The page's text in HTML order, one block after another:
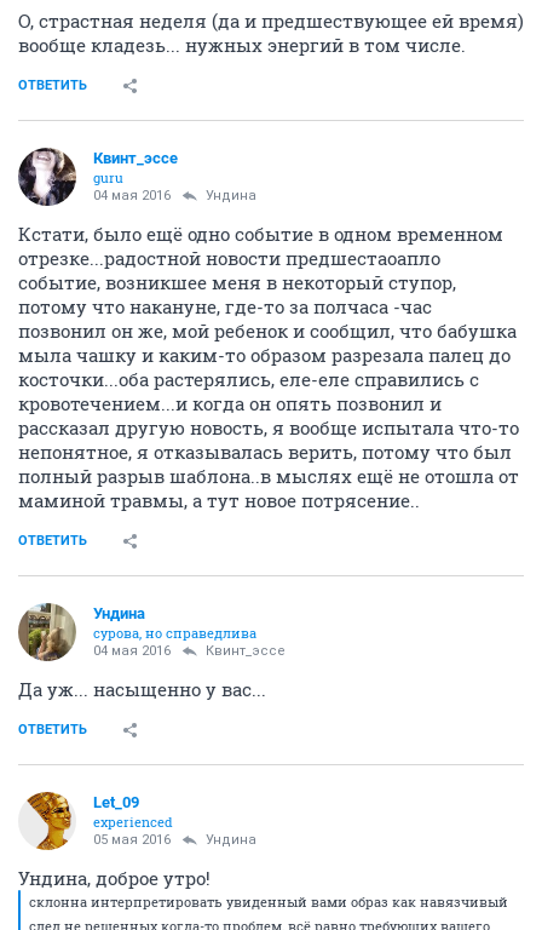
О, страстная неделя (да и предшествующее ей время)
вообще кладезь... нужных энергий в том числе.
ОТВЕТИТЬ
Квинт_эссе
guru
04 мая 2016 Ундинa
Кстати, было ещё одно событие в одном временном
отрезке...радостной новости предшестаоапло
событие, возникшее меня в некоторый ступор,
потому что накануне, где-то за полчаса -час
позвонил он же, мой ребенок и сообщил, что бабушка
мыла чашку и каким-то образом разрезала палец до
косточки...оба растерялись, еле-еле справились с
кровотечением...и когда он опять позвонил и
рассказал другую новость, я вообще испытала что-то
непонятное, я отказывалась верить, потому что был
полный разрыв шаблона..в мыслях ещё не отошла от
маминой травмы, а тут новое потрясение..
ОТВЕТИТЬ
Ундинa
сурова, но справедлива
04 мая 2016 Квинт_эссе
Да уж... насыщенно у вас...
ОТВЕТИТЬ
Let_09
experienced
05 мая 2016 Ундинa
Ундина, доброе утро!
склонна интерпретировать увиденный вами образ как навязчивый
след не решенных когда-то проблем, всё равно требующих вашего